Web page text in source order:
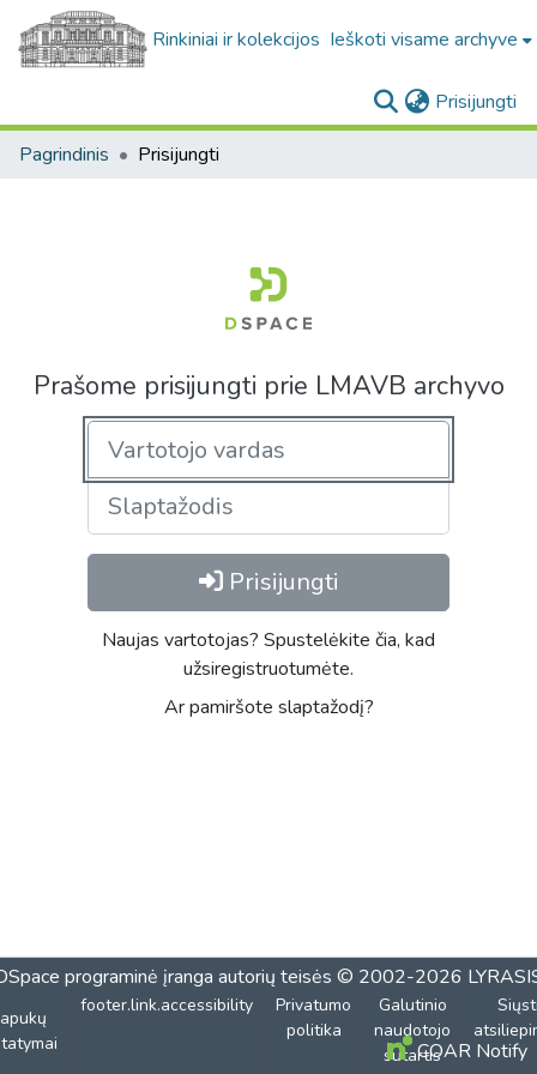
Rinkiniai ir kolekcijos Ieškoti visame archyve
Prisijungti
Pagrindinis Prisijungti
Prašome prisijungti prie LMAVB archyvo
Prisijungti
Naujas vartotojas? Spustelėkite čia, kad
užsiregistruotumėte.
Ar pamiršote slaptažodį?
programinė įranga autorių teisės © 2002-2026
footer.link.accessibility
Privatumo
politika
Galutinio
naudotojo
sutartisCOAR Notify